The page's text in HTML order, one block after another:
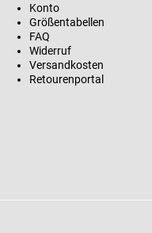
Konto
Größentabellen
FAQ
Widerruf
Versandkosten
Retourenportal